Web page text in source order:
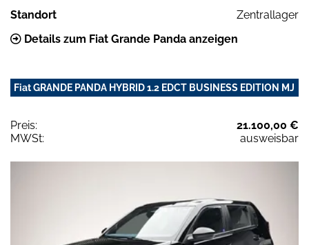
Standort
Zentrallager
Details zum Fiat Grande Panda anzeigen
Fiat GRANDE PANDA HYBRID 1.2 EDCT BUSINESS EDITION MJ
Preis:
21.100,00 €
MWSt:
ausweisbar